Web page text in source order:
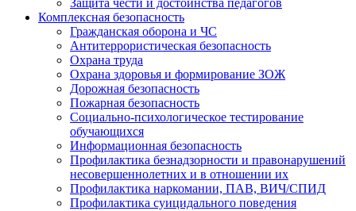
Защита чести и достоинства педагогов
Комплексная безопасность
Гражданская оборона и ЧС
Антитеррористическая безопасность
Охрана труда
Охрана здоровья и формирование ЗОЖ
Дорожная безопасность
Пожарная безопасность
Социально-психологическое тестирование
обучающихся
Информационная безопасность
Профилактика безнадзорности и правонарушений
несовершеннолетних и в отношении их
Профилактика наркомании, ПАВ, ВИЧ/СПИД
Профилактика суицидального поведения